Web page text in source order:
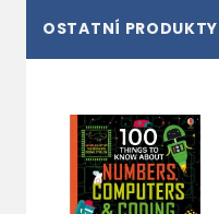
OSTATNÍ